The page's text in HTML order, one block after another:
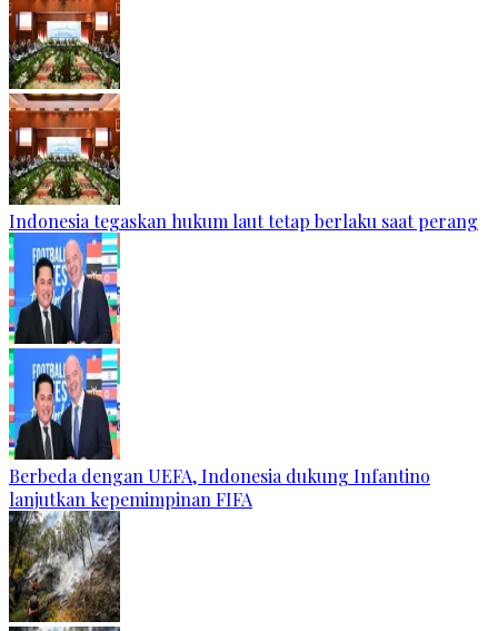
Indonesia tegaskan hukum laut tetap berlaku saat perang
Berbeda dengan UEFA, Indonesia dukung Infantino
lanjutkan kepemimpinan FIFA